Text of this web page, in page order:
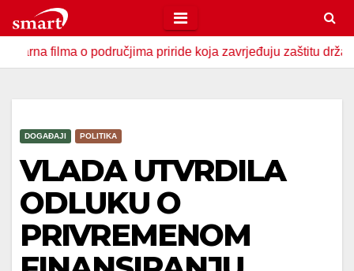
to
contento područjima priride koja zavrjeđuju zaštitu države U
DOGAĐAJI POLITIKA
VLADA UTVRDILA
ODLUKU O
PRIVREMENOM